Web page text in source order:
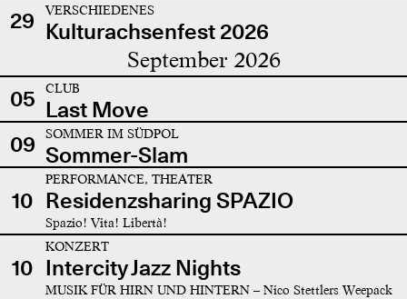
29 VERSCHIEDENES
Kulturachsenfest 2026
September 2026
05 CLUB
Last Move
09
SOMMER IM SÜDPOL
Sommer-Slam
10
PERFORMANCE, THEATER
Residenzsharing SPAZIO
Spazio! Vita! Libertà!
10
KONZERT
Intercity Jazz Nights
MUSIK FÜR HIRN UND HINTERN – Nico Stettlers Weepack